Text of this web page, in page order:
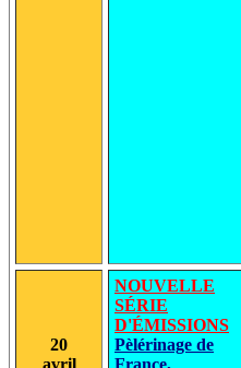
20
avril
NOUVELLE
SÉRIE
D'ÉMISSIONS
Pèlérinage de
France,